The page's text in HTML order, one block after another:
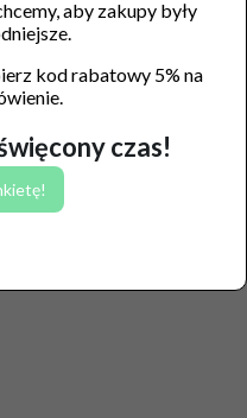
Dodaj do koszyka
aby zakupy były
kod rabatowy 5% na
czas!